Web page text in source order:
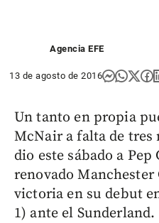
Agencia EFE
13 de agosto de 2016
Un tanto en propia
McNair a falta de
dio este sábado a
renovado
victoria en su debut
1) ante el Sunderland.